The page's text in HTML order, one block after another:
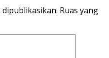
dipublikasikan. Ruas yang